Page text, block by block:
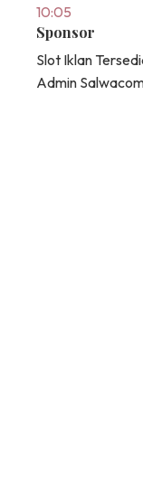
10:05
Sponsor
Slot Iklan
Admin